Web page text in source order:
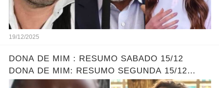
19/12/2025
DONA DE MIM : RESUMO SABADO 15/12
DONA DE MIM: RESUMO SEGUNDA 15/12
ELLEN ENCONTRA SOFIA - LEONA DESCOBRE